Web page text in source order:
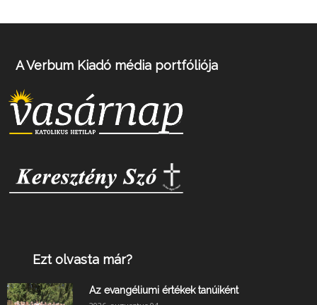
A Verbum Kiadó média portfóliója
Ezt olvasta már?
Az evangéliumi értékek tanúiként